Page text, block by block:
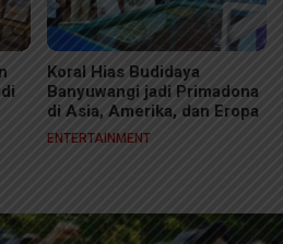
Koral Hias Budidaya
Banyuwangi jadi Primadona
di Asia, Amerika, dan Eropa
ENTERTAINMENT